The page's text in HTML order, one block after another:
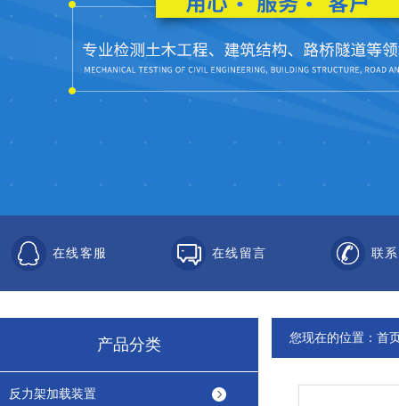
在线客服 在线留言 联
产品分类
反力架加载装置
您现在的位置： 首